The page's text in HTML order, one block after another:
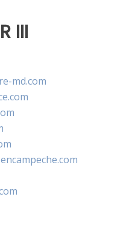
III
md.com